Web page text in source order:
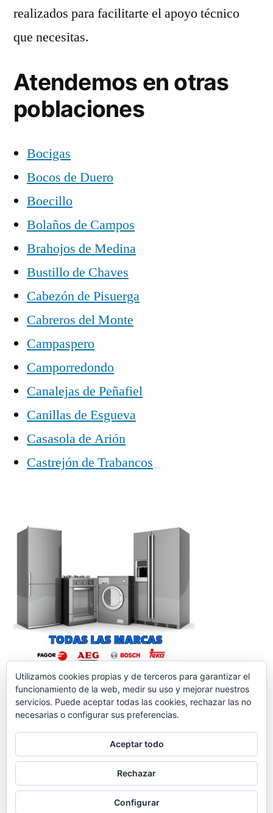
realizados para facilitarte el apoyo técnico
que necesitas.
Atendemos en otras
poblaciones
Bocigas
Bocos de Duero
Boecillo
Bolaños de Campos
Brahojos de Medina
Bustillo de Chaves
Cabezón de Pisuerga
Cabreros del Monte
Campaspero
Camporredondo
Canalejas de Peñafiel
Canillas de Esgueva
Casasola de Arión
Castrejón de Trabancos
reparacionelectrodomesticos.org,Funciona gracias a
Contacto Aviso legal
cookies
Política de Privacidad
Utilizamos cookies propias y de terceros para garantizar el
funcionamiento de la web, medir su uso y mejorar nuestros
servicios. Puede aceptar todas las cookies, rechazar las no
necesarias o configurar sus preferencias.
Aceptar todo
Rechazar
Configurar